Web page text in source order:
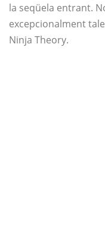
la seqüela entrant.
excepcionalment
Ninja Theory.